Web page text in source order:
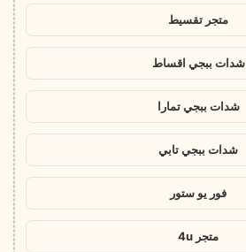
متجر تقسيط
شدات ببجي اقساط
شدات ببجي تمارا
شدات ببجي تابي
فور يو ستور
متجر 4u